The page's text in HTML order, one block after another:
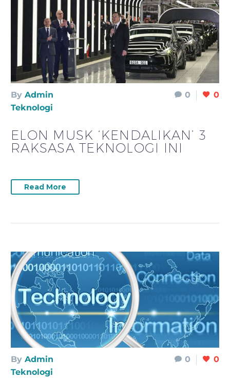
0 0
By Admin
Teknologi
ELON MUSK ‘KENDALIKAN’ 3
RAKSASA TEKNOLOGI INI
Read More
0 0
By Admin
Teknologi